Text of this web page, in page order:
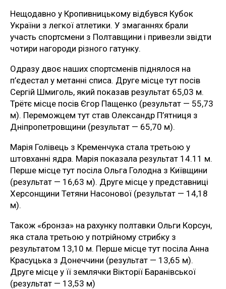
Нещодавно у Кропивницькому відбувся Кубок
України з легкої атлетики. У змаганнях брали
участь спортсмени з Полтавщини і привезли звідти
чотири нагороди різного гатунку.
Одразу двоє наших спортсменів піднялося на
п’єдестал у метанні списа. Друге місце тут посів
Сергій Шмиголь, який показав результат 65,03 м.
Трётє місце посів Єгор Пащенко (результат — 55,73
м). Переможцем тут став Олександр П’ятниця з
Дніпропетровщини (результат — 65,70 м).
Марія Голівець з Кременчука стала третьою у
штовханні ядра. Марія показала результат 14.11 м.
Перше місце тут посіла Ольга Голодна з Київщини
(результат — 16,63 м). Друге місце у представниці
Херсонщини Тетяни Насонової (результат — 14,18
м).
Також «бронза» на рахунку полтавки Ольги Корсун,
яка стала третьою у потрійному стрибку з
результатом 13,10 м. Перше місце тут посіла Анна
Красуцька з Донеччини (результат — 13,65 м).
Друге місце у її землячки Вікторії Баранівської
(результат — 13,53 м)